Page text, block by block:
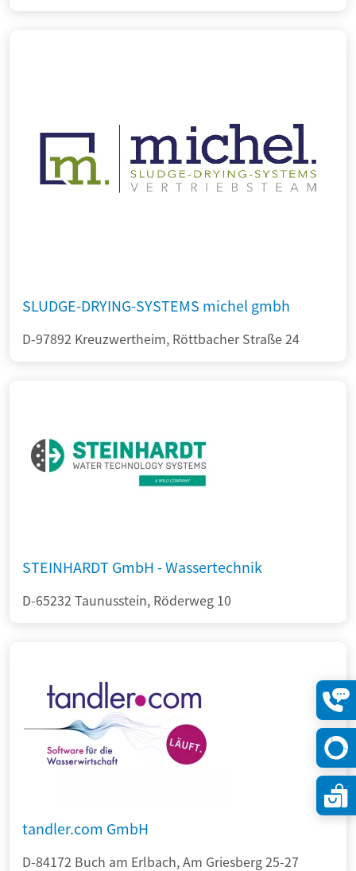
SLUDGE-DRYING-SYSTEMS michel gmbh
D-97892 Kreuzwertheim, Röttbacher Straße 24
STEINHARDT GmbH - Wassertechnik
D-65232 Taunusstein, Röderweg 10
tandler.com GmbH
D-84172 Buch am Erlbach, Am Griesberg 25-27